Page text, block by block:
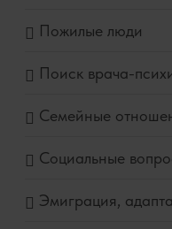
Пожилые люди
Поиск врача-
Семейные
Социальные
Эмиграция,